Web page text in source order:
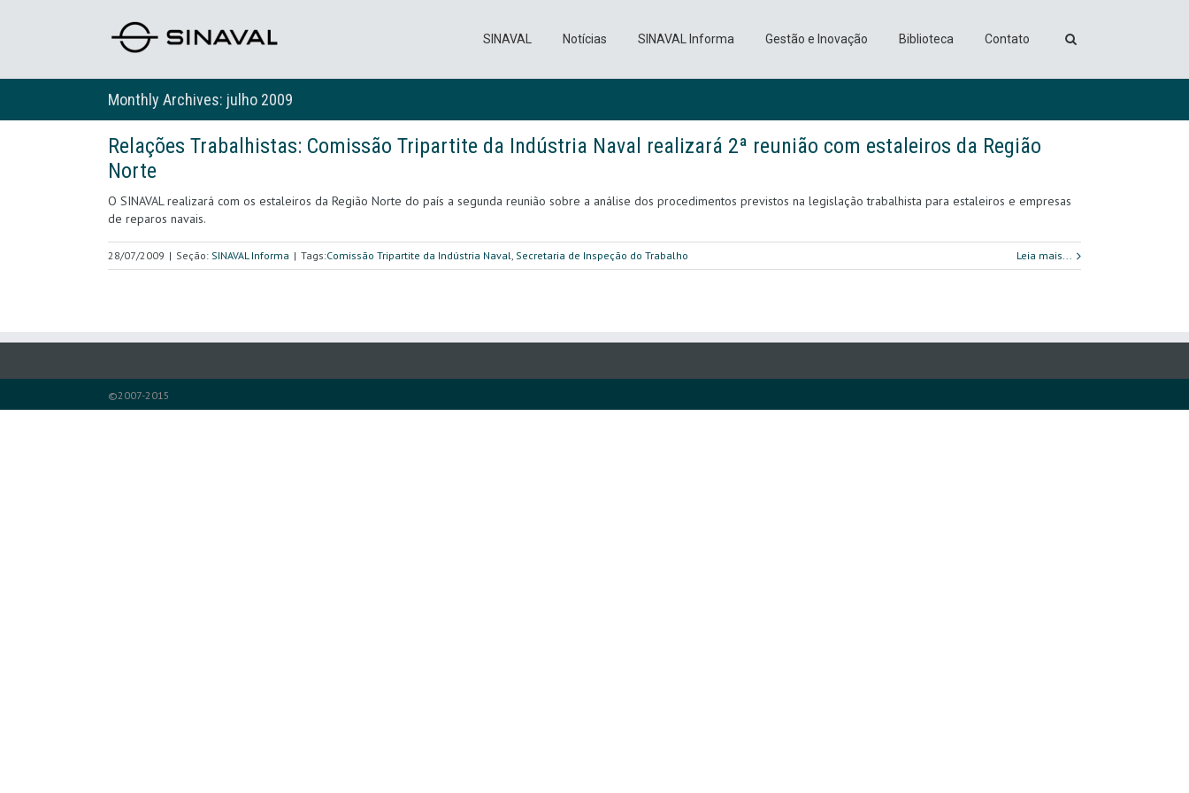
SINAVAL Notícias SINAVAL Informa Gestão e Inovação Biblioteca Contato
Monthly Archives: julho 2009
Relações Trabalhistas: Comissão Tripartite da Indústria Naval realizará 2ª reunião com estaleiros da Região
Norte
O SINAVAL realizará com os estaleiros da Região Norte do país a segunda reunião sobre a análise dos procedimentos previstos na legislação trabalhista para estaleiros e empresas
de reparos navais.
28/07/2009 | Seção: SINAVAL Informa | Tags:Comissão Tripartite da Indústria Naval, Secretaria de Inspeção do Trabalho Leia mais...
©2007-2015